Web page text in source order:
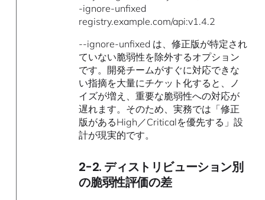
-ignore-unfixed
registry.example.com/api:v1.4.2
--ignore-unfixed は、修正版が特定され
ていない脆弱性を除外するオプション
です。開発チームがすぐに対応できな
い指摘を大量にチケット化すると、ノ
イズが増え、重要な脆弱性への対応が
遅れます。そのため、実務では「修正
版があるHigh／Criticalを優先する」設
計が現実的です。
2-2. ディストリビューション別
の脆弱性評価の差